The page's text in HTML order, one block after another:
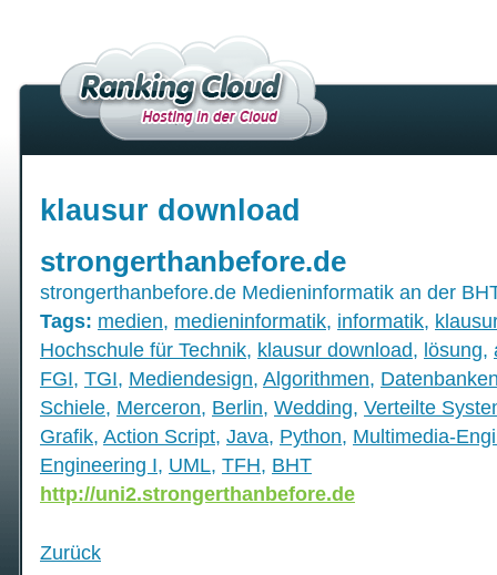
klausur download
strongerthanbefore.de
strongerthanbefore.de Medieninformatik an der
Tags: medien, medieninformatik, informatik,
Hochschule für Technik, klausur download, lösung,
FGI, TGI, Mediendesign, Algorithmen,
Schiele, Merceron, Berlin, Wedding, Verteilte
Grafik, Action Script, Java, Python, Multimedia-
Engineering I, UML, TFH, BHT
http://uni2.strongerthanbefore.de
Zurück